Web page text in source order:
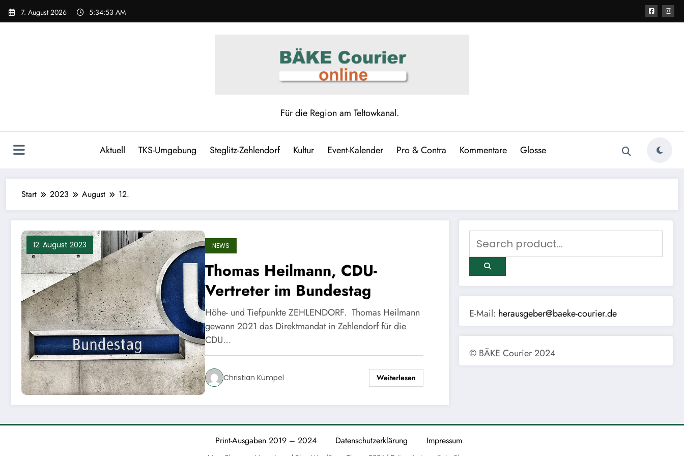
Zum
Inhalt
7. August 2026 5:34:54 AM
Für die Region am Teltowkanal.
Aktuell TKS-Umgebung Steglitz-Zehlendorf Kultur Event-Kalender Pro & Contra Kommentare Glosse
Start 2023 August 12.
12. August 2023 NEWS
Thomas Heilmann, CDU-
Vertreter im Bundestag
Höhe- und Tiefpunkte ZEHLENDORF. Thomas Heilmann
gewann 2021 das Direktmandat in Zehlendorf für die
CDU…
Christian Kümpel Weiterlesen
E-Mail: herausgeber@baeke-courier.de
© BÄKE Courier 2024
Print-Ausgaben 2019 – 2024 Datenschutzerklärung Impressum